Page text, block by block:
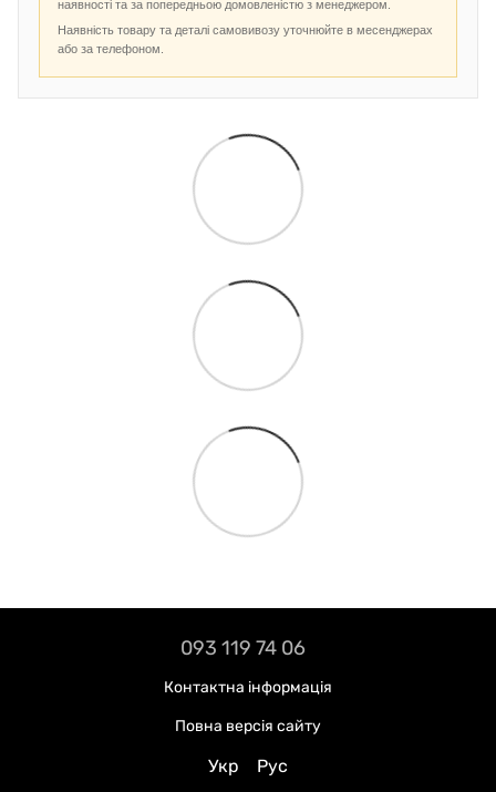
наявності та за попередньою домовленістю з менеджером.
Наявність товару та деталі самовивозу уточнюйте в месенджерах
або за телефоном.
093 119 74 06
Контактна інформація
Повна версія сайту
Укр Рус